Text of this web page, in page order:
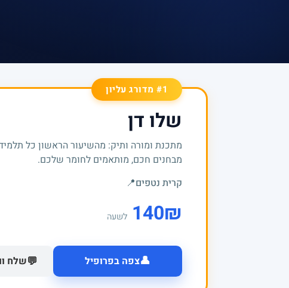
#1 מדורג עליון
שלו דן
מתכנת ומורה ותיק: מהשיעור הראשון כל
מבחנים חכם, מותאמים לחומר שלכם.
קרית נטפים📍
₪
140 לשעה
👤צפה בפרופיל 💬שלח